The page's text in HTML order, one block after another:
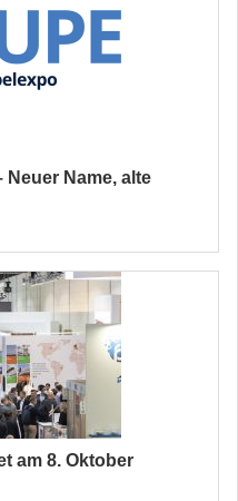
Neuer Name, alte
am 8. Oktober